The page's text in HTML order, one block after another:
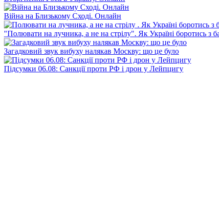
Війна на Близькому Сході. Онлайн
"Полювати на лучника, а не на стрілу". Як Україні боротись з
Загадковий звук вибуху налякав Москву: що це було
Підсумки 06.08: Санкції проти РФ і дрон у Лейпцигу